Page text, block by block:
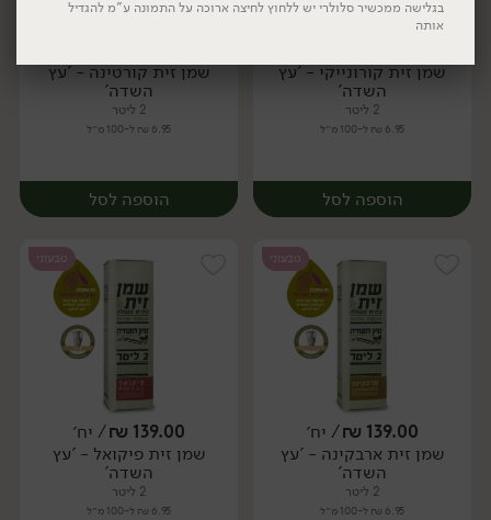
יח׳ יח׳
שמן זית קורונייקי - 'עץ
השדה'
2 ליטר
6.95 ₪ ל-100 מ״ל
הוספה לסל
יח׳
שמן זית קורטינה - 'עץ
השדה'
2 ליטר
6.95 ₪ ל-100 מ״ל
הוספה לסל
יח׳
טבעוני
139.00
₪/ יח׳
שמן זית ארבקינה - 'עץ
השדה'
2 ליטר
6.95 ₪ ל-100 מ״ל
טבעוני
139.00
₪/ יח׳
שמן זית פיקואל - 'עץ
השדה'
2 ליטר
6.95 ₪ ל-100 מ״ל
יח׳ יח׳
בגלישה ממכשיר סלולרי יש ללחוץ לחיצה ארוכה על התמונה ע"מ להגדיל
אותה